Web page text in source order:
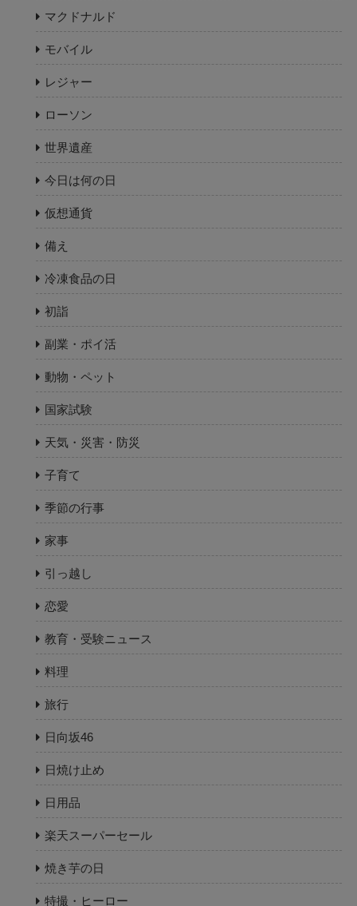
マクドナルド
モバイル
レジャー
ローソン
世界遺産
今日は何の日
仮想通貨
備え
冷凍食品の日
初詣
副業・ポイ活
動物・ペット
国家試験
天気・災害・防災
子育て
季節の行事
家事
引っ越し
恋愛
教育・受験ニュース
料理
旅行
日向坂46
日焼け止め
日用品
楽天スーパーセール
焼き芋の日
特撮・ヒーロー